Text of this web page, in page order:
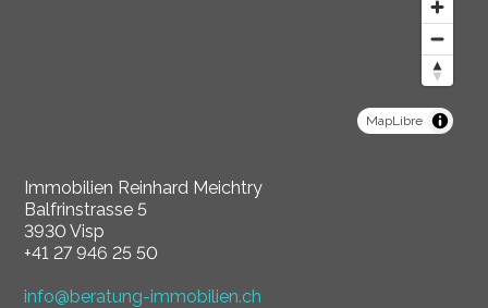
MapLibre
Immobilien Reinhard Meichtry
Balfrinstrasse 5
3930 Visp
+41 27 946 25 50
info@beratung-immobilien.ch